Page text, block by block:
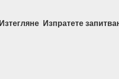
Изтегляне Изпратете